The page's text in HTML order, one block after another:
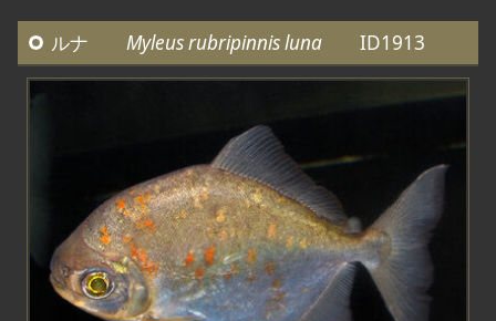
ルナ Myleus rubripinnis luna ID1913